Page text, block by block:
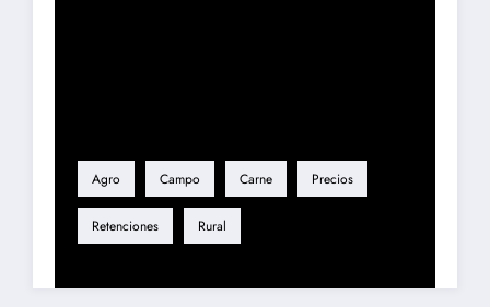
Agro Campo Carne Precios
Retenciones Rural